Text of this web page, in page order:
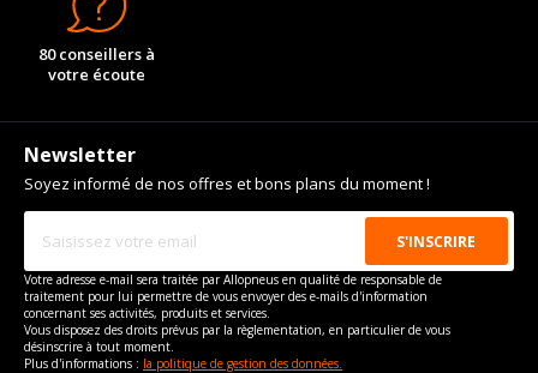
80 conseillers à
votre écoute
Newsletter
Soyez informé de nos offres et bons plans du moment !
Votre adresse e-mail sera traitée par Allopneus en qualité de responsable de
traitement pour lui permettre de vous envoyer des e-mails d'information
concernant ses activités, produits et services.
Vous disposez des droits prévus par la règlementation, en particulier de vous
désinscrire à tout moment.
Plus d'informations : la politique de gestion des données.